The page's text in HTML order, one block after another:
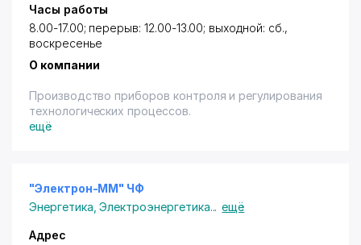
Часы работы
8.00-17.00; перерыв: 12.00-13.00; выходной: сб.,
воскресенье
О компании
Производство приборов контроля и регулирования
технологических процессов.
ещё
"Электрон-ММ" ЧФ
Энергетика ,Электроэнергетика... ещё
Адрес